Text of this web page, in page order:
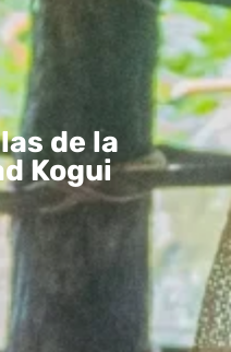
de la
Kogui